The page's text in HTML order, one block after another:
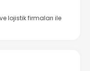
lojistik firmaları ile